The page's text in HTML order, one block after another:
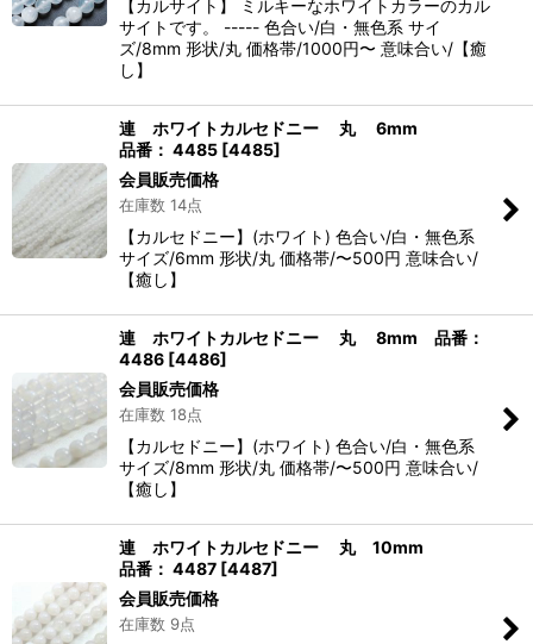
【カルサイト】 ミルキーなホワイトカラーのカル
サイトです。 ----- 色合い/白・無色系 サイ
ズ/8mm 形状/丸 価格帯/1000円〜 意味合い/【癒
し】
連 ホワイトカルセドニー 丸 6mm
品番： 4485 [4485]
会員販売価格
在庫数 14点
【カルセドニー】(ホワイト) 色合い/白・無色系
サイズ/6mm 形状/丸 価格帯/〜500円 意味合い/
【癒し】
連 ホワイトカルセドニー 丸 8mm 品番：
4486 [4486]
会員販売価格
在庫数 18点
【カルセドニー】(ホワイト) 色合い/白・無色系
サイズ/8mm 形状/丸 価格帯/〜500円 意味合い/
【癒し】
連 ホワイトカルセドニー 丸 10mm
品番： 4487 [4487]
会員販売価格
在庫数 9点